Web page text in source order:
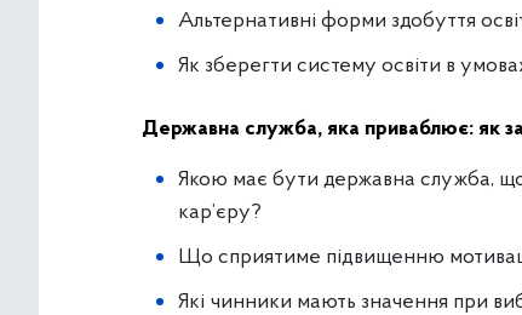
Альтернативні форми здобуття
Як зберегти систему освіти в
Державна служба, яка приваблює: як
Якою має бути державна служба,
кар’єру?
Що сприятиме підвищенню
Які чинники мають значення при